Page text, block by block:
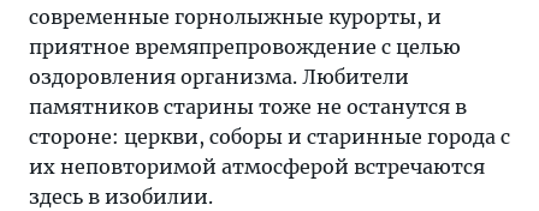
современные горнолыжные курорты, и
приятное времяпрепровождение с целью
оздоровления организма. Любители
памятников старины тоже не останутся в
стороне: церкви, соборы и старинные города с
их неповторимой атмосферой встречаются
здесь в изобилии.